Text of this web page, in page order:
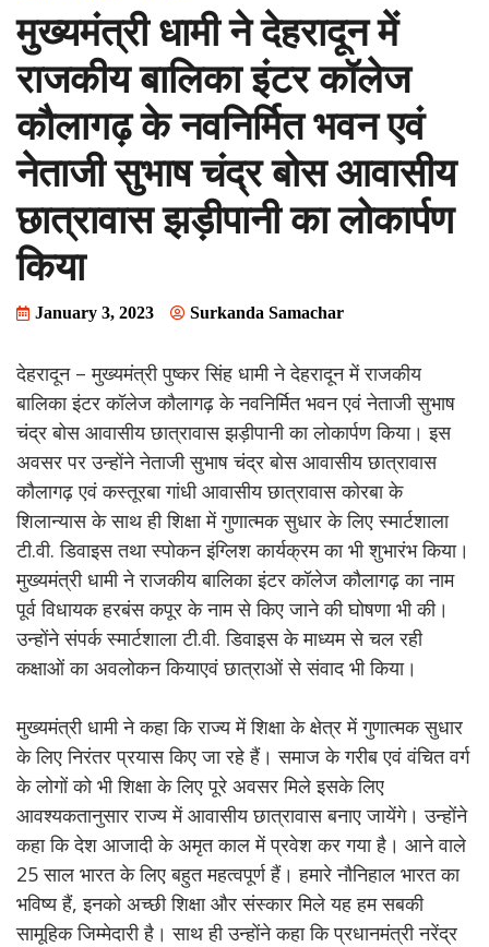
मुख्यमंत्री धामी ने देहरादून में
राजकीय बालिका इंटर कॉलेज
कौलागढ़ के नवनिर्मित भवन एवं
नेताजी सुभाष चंद्र बोस आवासीय
छात्रावास झड़ीपानी का लोकार्पण
किया
January 3, 2023 Surkanda Samachar
देहरादून – मुख्यमंत्री पुष्कर सिंह धामी ने देहरादून में राजकीय
बालिका इंटर कॉलेज कौलागढ़ के नवनिर्मित भवन एवं नेताजी सुभाष
चंद्र बोस आवासीय छात्रावास झड़ीपानी का लोकार्पण किया। इस
अवसर पर उन्होंने नेताजी सुभाष चंद्र बोस आवासीय छात्रावास
कौलागढ़ एवं कस्तूरबा गांधी आवासीय छात्रावास कोरबा के
शिलान्यास के साथ ही शिक्षा में गुणात्मक सुधार के लिए स्मार्टशाला
टी.वी. डिवाइस तथा स्पोकन इंग्लिश कार्यक्रम का भी शुभारंभ किया।
मुख्यमंत्री धामी ने राजकीय बालिका इंटर कॉलेज कौलागढ़ का नाम
पूर्व विधायक हरबंस कपूर के नाम से किए जाने की घोषणा भी की।
उन्होंने संपर्क स्मार्टशाला टी.वी. डिवाइस के माध्यम से चल रही
कक्षाओं का अवलोकन कियाएवं छात्राओं से संवाद भी किया।
मुख्यमंत्री धामी ने कहा कि राज्य में शिक्षा के क्षेत्र में गुणात्मक सुधार
के लिए निरंतर प्रयास किए जा रहे हैं। समाज के गरीब एवं वंचित वर्ग
के लोगों को भी शिक्षा के लिए पूरे अवसर मिले इसके लिए
आवश्यकतानुसार राज्य में आवासीय छात्रावास बनाए जायेंगे। उन्होंने
कहा कि देश आजादी के अमृत काल में प्रवेश कर गया है। आने वाले
25 साल भारत के लिए बहुत महत्वपूर्ण हैं। हमारे नौनिहाल भारत का
भविष्य हैं, इनको अच्छी शिक्षा और संस्कार मिले यह हम सबकी
सामूहिक जिम्मेदारी है। साथ ही उन्होंने कहा कि प्रधानमंत्री नरेंद्र